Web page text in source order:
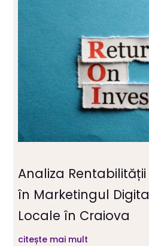
Analiza Rentabilității
în Marketingul
Locale în Craiova
citește mai mult